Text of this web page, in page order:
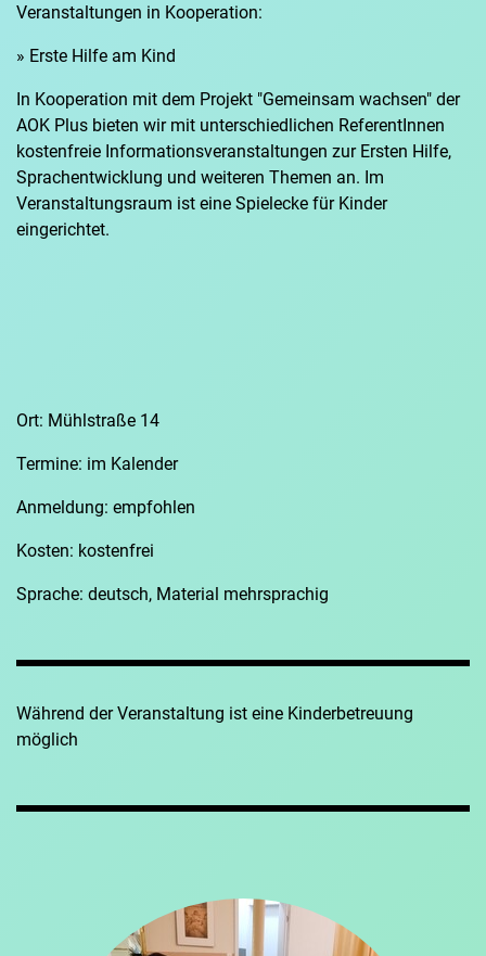
Veranstaltungen in Kooperation:
» Erste Hilfe am Kind
In Kooperation mit dem Projekt "Gemeinsam wachsen" der
AOK Plus bieten wir mit unterschiedlichen ReferentInnen
kostenfreie Informationsveranstaltungen zur Ersten Hilfe,
Sprachentwicklung und weiteren Themen an. Im
Veranstaltungsraum ist eine Spielecke für Kinder
eingerichtet.
Ort: Mühlstraße 14
Termine: im Kalender
Anmeldung: empfohlen
Kosten: kostenfrei
Sprache: deutsch, Material mehrsprachig
Während der Veranstaltung ist eine Kinderbetreuung
möglich